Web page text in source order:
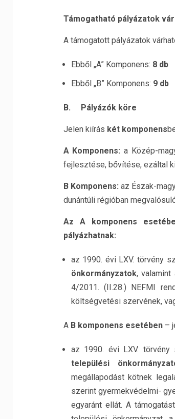
Támogatható pályázatok
A támogatott pályázatok
Ebből „A” Komponens: 8 db
Ebből „B” Komponens: 9 db
B. Pályázók köre
Jelen kiírás két komponens
A Komponens: a Közép-
fejlesztése, bővítése, ezáltal
B Komponens: az Észak-
dunántúli régióban
Az A komponens
pályázhatnak:
az 1990. évi LXV. törvény
önkormányzatok, valamint
4/2011. (II.28.) NEFMI
költségvetési szervének,
A B komponens esetében–
az 1990. évi LXV. törvény
települési
megállapodást kötnek
szerint gyermekvédelmi-
egyaránt ellát. A